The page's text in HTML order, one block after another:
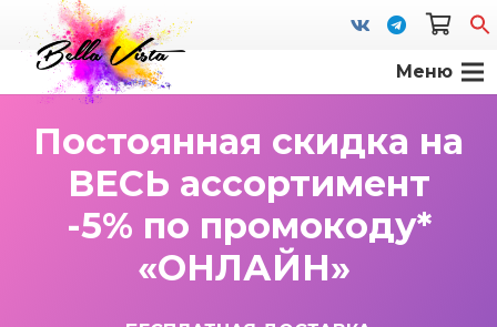
Меню
Постоянная скидка на
ВЕСЬ ассортимент
-5% по промокоду*
«ОНЛАЙН»